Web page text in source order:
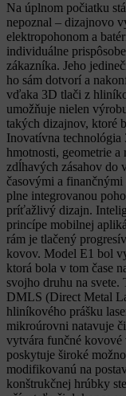
Na úplnom počiatku
nepoznal – dizajnovo
elektropohonom a
individuálne
zákazníka. Jeho
ho sám dotvorí a
vďaka 3D tlači z
umožňuje nielen
takých dizajnov, ktoré
Inovatívna
hmotnosti, geometrie
zdĺhavých zásahov do
časovými a finančnými
plne integrovanou
príťažlivý dizajn.
princípe mobilnej
rám je tlačený
kovov. Model E1 bol
ktorá bola v tom čase
svojho druhu na
DMLS (Direct Metal
hliníkového prášku
mikroúrovni natavuje
vytvára funčné
poskytuje široké
modifikovanú na
konštrukčnej hrúbky